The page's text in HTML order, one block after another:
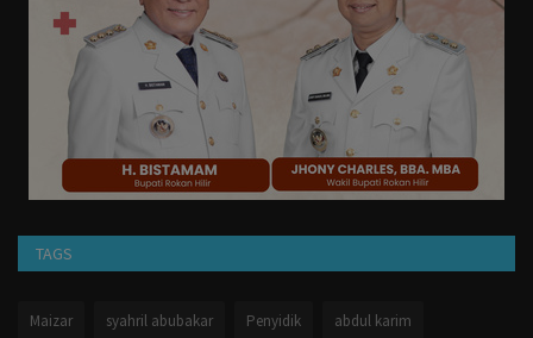
TAGS
Maizar syahril abubakar Penyidik abdul karim